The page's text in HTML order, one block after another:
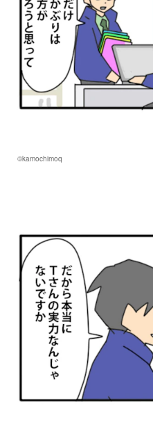
©kamochimoq